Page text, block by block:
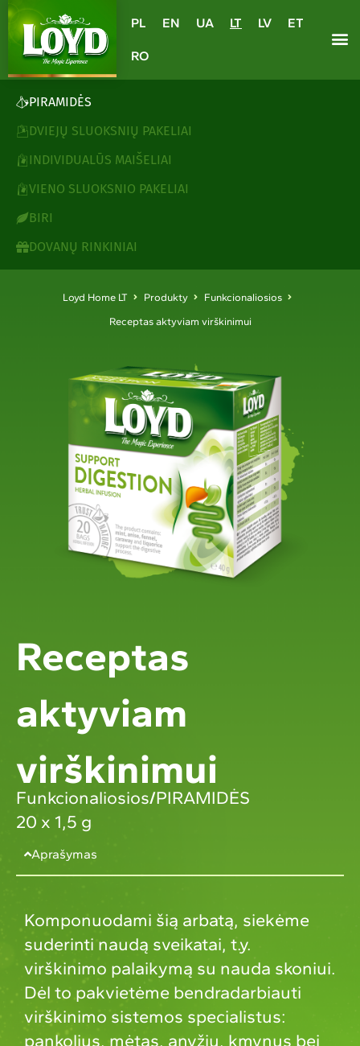
PL EN UA LT LV ET
RO
PIRAMIDĖS
DVIEJŲ SLUOKSNIŲ PAKELIAI
INDIVIDUALŪS MAIŠELIAI
VIENO SLUOKSNIO PAKELIAI
BIRI
DOVANŲ RINKINIAI
Loyd Home LT Produkty
Funkcionaliosios
Receptas aktyviam virškinimui
Receptas
aktyviam
virškinimui
Funkcionaliosios/PIRAMIDĖS
20 x 1,5 g
Aprašymas
Komponuodami šią arbatą, siekėme
suderinti naudą sveikatai, t.y.
virškinimo palaikymą su nauda skoniui.
Dėl to pakvietėme bendradarbiauti
virškinimo sistemos specialistus:
pankolius, mėtas, anyžių, kmynus bei